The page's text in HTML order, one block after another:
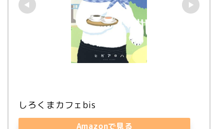
しろくまカフェbis
Amazonで見る